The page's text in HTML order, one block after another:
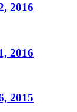
2016
2016
2015